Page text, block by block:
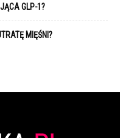
GLP-1?
MIĘŚNI?